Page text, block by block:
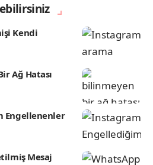
Kendi
Ağ Hatası
Engellenenler
Mesaj